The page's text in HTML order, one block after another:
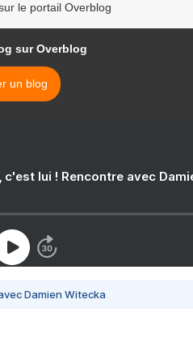
le portail Overblog
sur Overblog
un blog
lui ! Rencontre avec
Damien Witecka